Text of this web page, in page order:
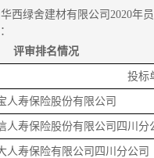
西绿舍建材有限公司2020年
评审排名情况
投标
人寿保险股份有限公司
人寿保险股份有限公司四川分
人寿保险有限公司四川分公司